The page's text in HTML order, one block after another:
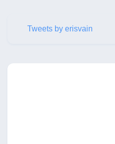
Tweets by erisvain